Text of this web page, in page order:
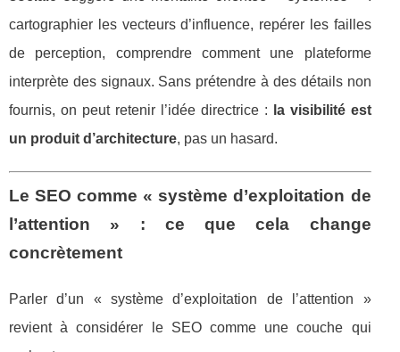
cartographier les vecteurs d’influence, repérer les failles
de perception, comprendre comment une plateforme
interprète des signaux. Sans prétendre à des détails non
fournis, on peut retenir l’idée directrice :
la visibilité est
un produit d’architecture, pas un hasard.
Le SEO comme « système d’exploitation de
l’attention » : ce que cela change
concrètement
Parler d’un « système d’exploitation de l’attention »
revient à considérer le SEO comme une couche qui